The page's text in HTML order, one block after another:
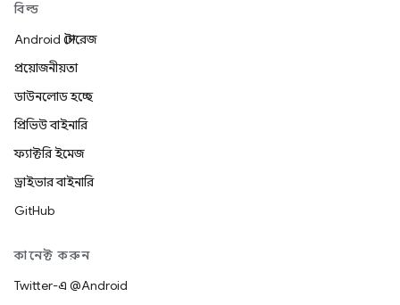
বিল্ড
Android স্টোরেজ
প্রয়োজনীয়তা
ডাউনলোড হচ্ছে
প্রিভিউ বাইনারি
ফ্যাক্টরি ইমেজ
ড্রাইভার বাইনারি
GitHub
কানেক্ট করুন
Twitter-এ @Android